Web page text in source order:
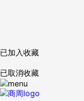
已加入收藏
已取消收藏